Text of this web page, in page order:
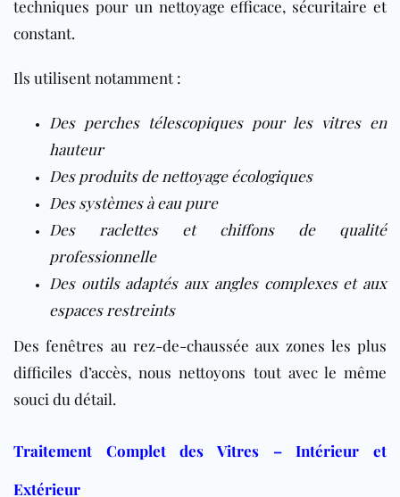
techniques pour un nettoyage efficace, sécuritaire et
constant.
Ils utilisent notamment :
Des perches télescopiques pour les vitres en
hauteur
Des produits de nettoyage écologiques
Des systèmes à eau pure
Des raclettes et chiffons de qualité
professionnelle
Des outils adaptés aux angles complexes et aux
espaces restreints
Des fenêtres au rez-de-chaussée aux zones les plus
difficiles d’accès, nous nettoyons tout avec le même
souci du détail.
Traitement Complet des Vitres – Intérieur et
Extérieur